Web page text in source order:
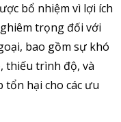
bổ nhiệm vì lợi ích
trọng đối với
bao gồm sự khó
thiếu trình độ, và
tổn hại cho các ưu